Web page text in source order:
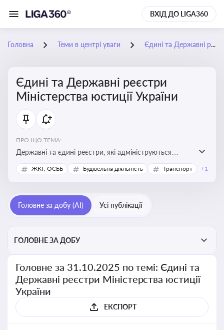
ВХІД ДО LIGA360
Головна Теми в центрі уваги Єдині та Державні реєстри Міністерства юстиції України
Єдині та Державні реєстри
Міністерства юстиції України
ПРО ЩО ТЕМА:
Державні та єдині реєстри, які адмініструються
Мінюстом України, і є ключовими інструментами для
юридичного захисту, ідентифікації прав, та
сімейних та майнових відносин
ЖКГ, ОСББ Будівельна діяльність Транспорт +1
Головне за добу (AI) Усі публікації
ГОЛОВНЕ ЗА ДОБУ
Головне за 31.10.2025 по темі: Єдині та
Державні реєстри Міністерства юстиції
України
ЕКСПОРТ